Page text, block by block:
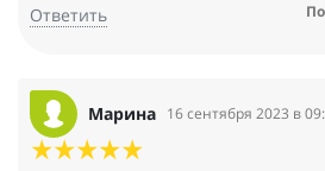
Ответить
Марина 16 сентября 2023 в